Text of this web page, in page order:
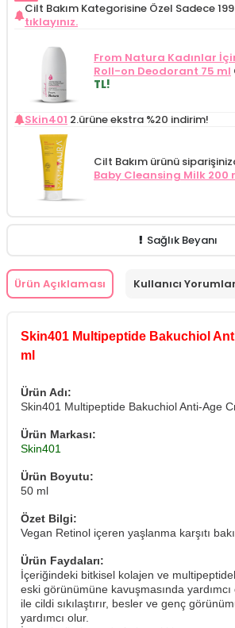
Cilt Bakım Kategorisine Özel Sadece 199
tıklayınız.
From Natura Kadınlar
Roll-on Deodorant 75 ml
TL!
Skin401 2.ürüne ekstra %20 indirim!
Cilt Bakım ürünü
Baby Cleansing Milk 200
Sağlık Beyanı
Ürün Açıklaması Kullanıcı
Skin401 Multipeptide Bakuchiol
ml
Ürün Adı:
Skin401 Multipeptide Bakuchiol Anti-Age
Ürün Markası:
Skin401
Ürün Boyutu:
50 ml
Özet Bilgi:
Vegan Retinol içeren yaşlanma karşıtı
Ürün Faydaları:
İçeriğindeki bitkisel kolajen ve
eski görünümüne kavuşmasında
ile cildi sıkılaştırır, besler ve genç
yardımcı olur.